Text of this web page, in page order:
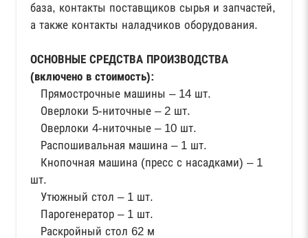
база, контакты поставщиков сырья и запчастей,
а также контакты наладчиков оборудования.
ОСНОВНЫЕ СРЕДСТВА ПРОИЗВОДСТВА
(включено в стоимость):
Прямострочные машины – 14 шт.
Оверлоки 5-ниточные – 2 шт.
Оверлоки 4-ниточные – 10 шт.
Распошивальная машина – 1 шт.
Кнопочная машина (пресс с насадками) – 1
шт.
Утюжный стол – 1 шт.
Парогенератор – 1 шт.
Раскройный стол 62 м